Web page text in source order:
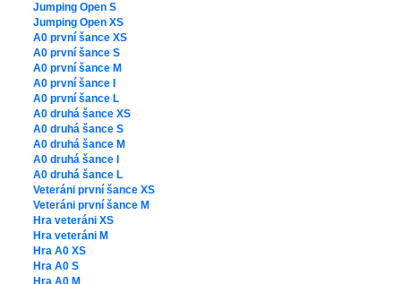
Jumping Open S
Jumping Open XS
A0 první šance XS
A0 první šance S
A0 první šance M
A0 první šance I
A0 první šance L
A0 druhá šance XS
A0 druhá šance S
A0 druhá šance M
A0 druhá šance I
A0 druhá šance L
Veteráni první šance XS
Veteráni první šance M
Hra veteráni XS
Hra veteráni M
Hra A0 XS
Hra A0 S
Hra A0 M